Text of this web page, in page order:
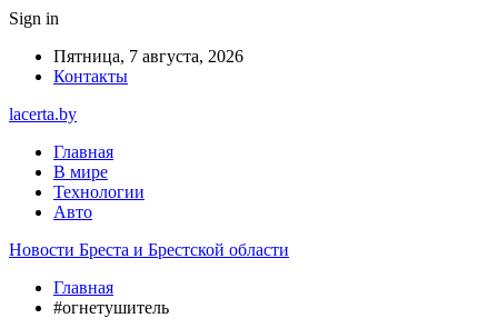
Sign in
Пятница, 7 августа, 2026
Контакты
lacerta.by
Главная
В мире
Технологии
Авто
Новости Бреста и Брестской области
Главная
#огнетушитель